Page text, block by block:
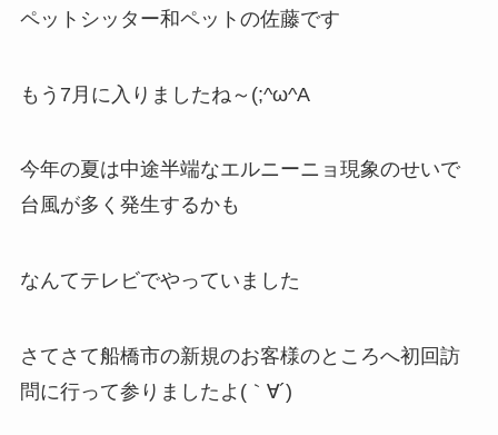
ペットシッター和ペットの佐藤です
もう7月に入りましたね～(;^ω^A
今年の夏は中途半端なエルニーニョ現象のせいで
台風が多く発生するかも
なんてテレビでやっていました
さてさて船橋市の新規のお客様のところへ初回訪
問に行って参りましたよ(｀∀´)